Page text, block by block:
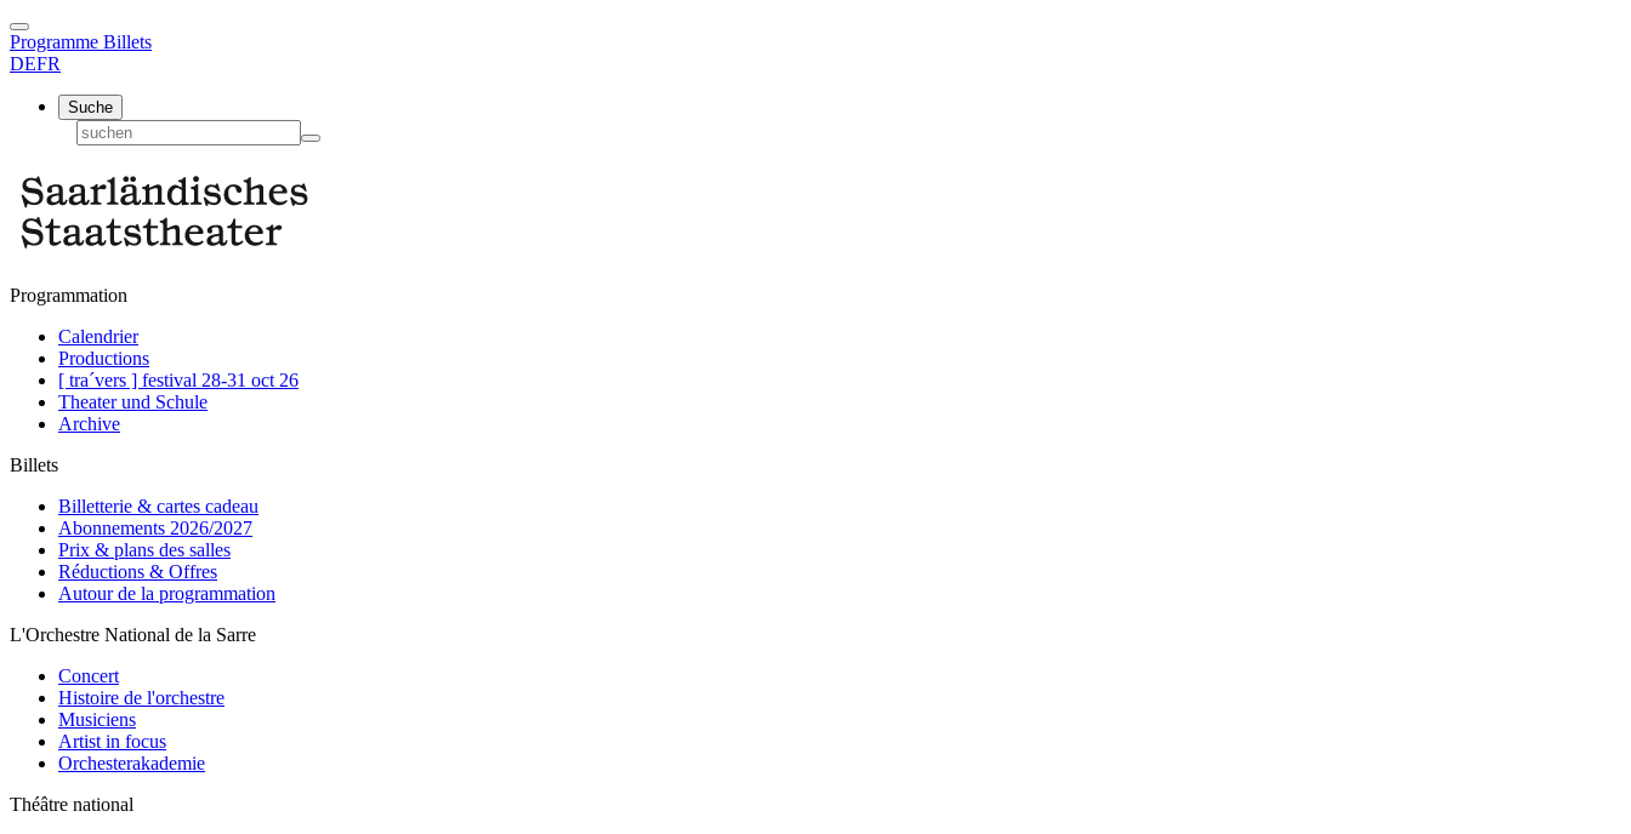
Programme Billets
DEFR
Suche
Programmation
Calendrier
Productions
[ tra´vers ] festival 28-31 oct 26
Theater und Schule
Archive
Billets
Billetterie & cartes cadeau
Abonnements 2026/2027
Prix & plans des salles
Réductions & Offres
Autour de la programmation
L'Orchestre National de la Sarre
Concert
Histoire de l'orchestre
Musiciens
Artist in focus
Orchesterakademie
Théâtre national